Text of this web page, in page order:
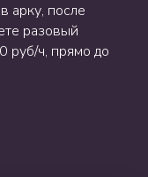
арку, после
разовый
руб/ч, прямо до